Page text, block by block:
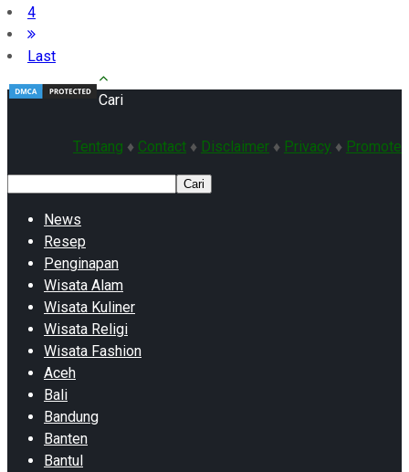
4
Last
Tentang ♦ Contact ♦ Disclaimer ♦ Privacy ♦ Promote
Cari
Cari
News
Resep
Penginapan
Wisata Alam
Wisata Kuliner
Wisata Religi
Wisata Fashion
Aceh
Bali
Bandung
Banten
Bantul